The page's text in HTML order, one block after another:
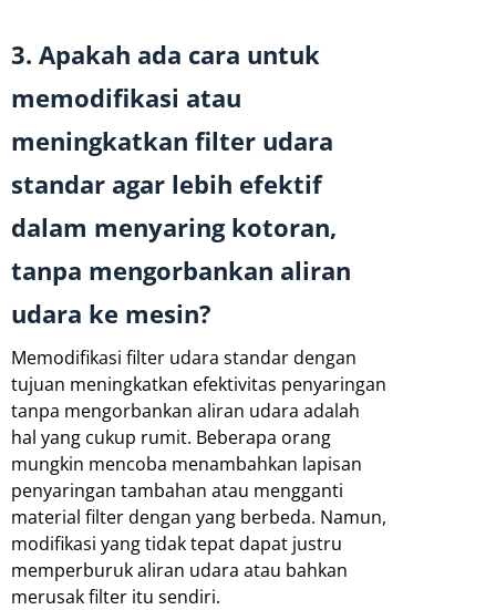
3. Apakah ada cara untuk
memodifikasi atau
meningkatkan filter udara
standar agar lebih efektif
dalam menyaring kotoran,
tanpa mengorbankan aliran
udara ke mesin?
Memodifikasi filter udara standar dengan
tujuan meningkatkan efektivitas penyaringan
tanpa mengorbankan aliran udara adalah
hal yang cukup rumit. Beberapa orang
mungkin mencoba menambahkan lapisan
penyaringan tambahan atau mengganti
material filter dengan yang berbeda. Namun,
modifikasi yang tidak tepat dapat justru
memperburuk aliran udara atau bahkan
merusak filter itu sendiri.